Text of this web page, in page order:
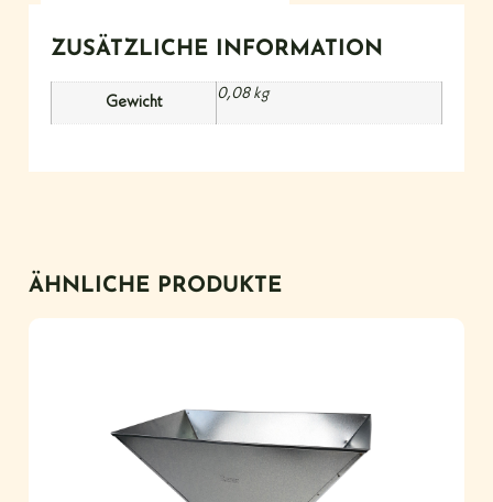
ZUSÄTZLICHE INFORMATION
Gewicht
0,08 kg
ÄHNLICHE PRODUKTE